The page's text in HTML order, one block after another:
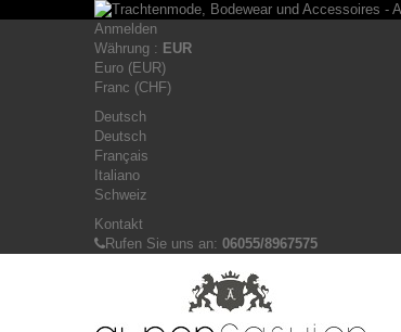
Anmelden
Währung : EUR
Euro (EUR)
Franc (CHF)
Deutsch
Deutsch
Français
Italiano
Schweiz
Kontakt
Rufen Sie uns an: 06055/8967575